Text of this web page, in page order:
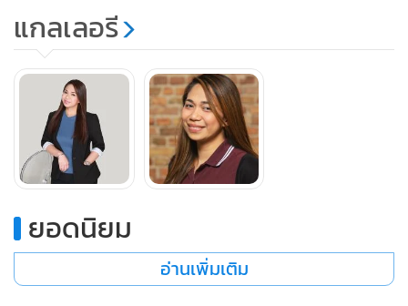
แกลเลอรี
ยอดนิยม
อ่านเพิ่มเติม